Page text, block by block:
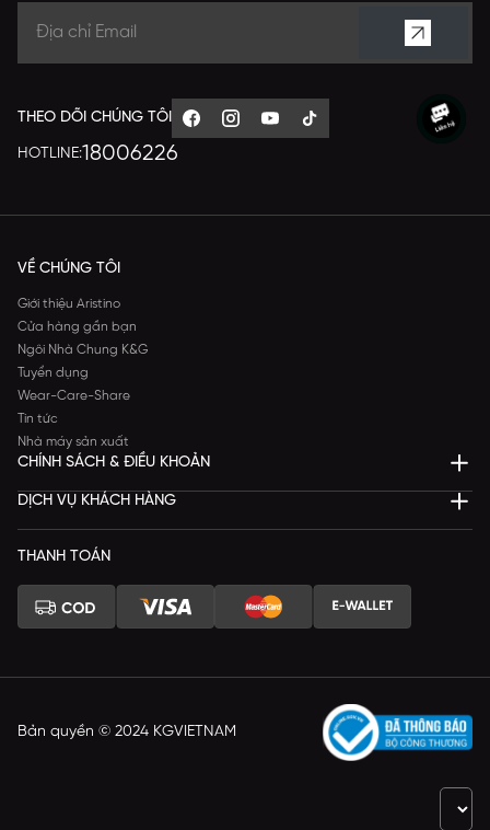
THEO DÕI CHÚNG TÔI
HOTLINE:18006226
VỀ CHÚNG TÔI
Giới thiệu Aristino
Cửa hàng gần bạn
Ngôi Nhà Chung K&G
Tuyển dụng
Wear-Care-Share
Tin tức
Nhà máy sản xuất
CHÍNH SÁCH & ĐIỀU KHOẢN
DỊCH VỤ KHÁCH HÀNG
THANH TOÁN
Bản quyền © 2024 KGVIETNAM